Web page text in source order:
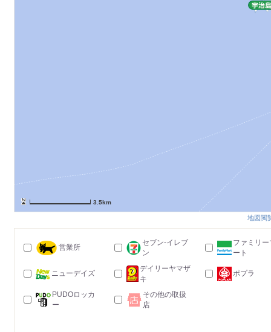
3.5km
地図閲
営業所
セブン-イレブ
ン
ファミリー
ート
ニューデイズ
デイリーヤマザ
キ
ポプラ
PUDOロッカ
ー
その他の取扱
店